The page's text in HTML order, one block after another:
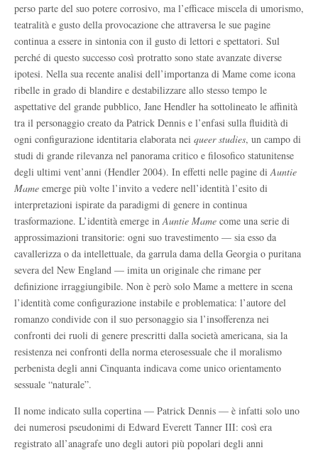
perso parte del suo potere corrosivo, ma l’efficace miscela di umorismo,
teatralità e gusto della provocazione che attraversa le sue pagine
continua a essere in sintonia con il gusto di lettori e spettatori. Sul
perché di questo successo così protratto sono state avanzate diverse
ipotesi. Nella sua recente analisi dell’importanza di Mame come icona
ribelle in grado di blandire e destabilizzare allo stesso tempo le
aspettative del grande pubblico, Jane Hendler ha sottolineato le affinità
tra il personaggio creato da Patrick Dennis e l’enfasi sulla fluidità di
ogni configurazione identitaria elaborata nei queer studies, un campo di
studi di grande rilevanza nel panorama critico e filosofico statunitense
degli ultimi vent’anni (Hendler 2004). In effetti nelle pagine di Auntie
Mame emerge più volte l’invito a vedere nell’identità l’esito di
interpretazioni ispirate da paradigmi di genere in continua
trasformazione. L’identità emerge in Auntie Mame come una serie di
approssimazioni transitorie: ogni suo travestimento — sia esso da
cavallerizza o da intellettuale, da garrula dama della Georgia o puritana
severa del New England — imita un originale che rimane per
definizione irraggiungibile. Non è però solo Mame a mettere in scena
l’identità come configurazione instabile e problematica: l’autore del
romanzo condivide con il suo personaggio sia l’insofferenza nei
confronti dei ruoli di genere prescritti dalla società americana, sia la
resistenza nei confronti della norma eterosessuale che il moralismo
perbenista degli anni Cinquanta indicava come unico orientamento
sessuale “naturale”.
Il nome indicato sulla copertina — Patrick Dennis — è infatti solo uno
dei numerosi pseudonimi di Edward Everett Tanner III: così era
registrato all’anagrafe uno degli autori più popolari degli anni